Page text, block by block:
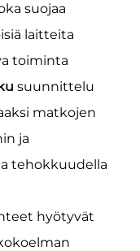
suojaa
laitteita
toiminta
suunnittelu
matkojen
ja
tehokkuudella
hyötyvät